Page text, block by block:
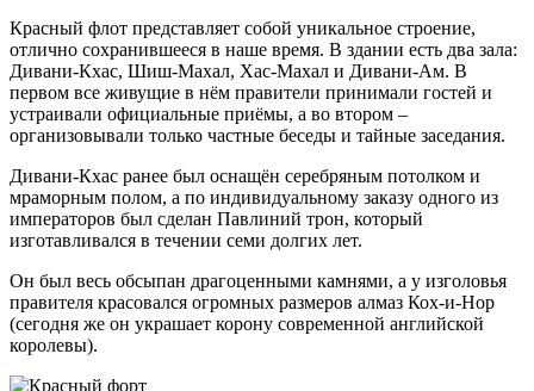
Красный флот представляет собой уникальное строение,
отлично сохранившееся в наше время. В здании есть два зала:
Дивани-Кхас, Шиш-Махал, Хас-Махал и Дивани-Ам. В
первом все живущие в нём правители принимали гостей и
устраивали официальные приёмы, а во втором –
организовывали только частные беседы и тайные заседания.
Дивани-Кхас ранее был оснащён серебряным потолком и
мраморным полом, а по индивидуальному заказу одного из
императоров был сделан Павлиний трон, который
изготавливался в течении семи долгих лет.
Он был весь обсыпан драгоценными камнями, а у изголовья
правителя красовался огромных размеров алмаз Кох-и-Нор
(сегодня же он украшает корону современной английской
королевы).